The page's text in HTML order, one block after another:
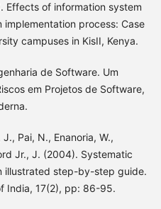
Effects of information system
process: Case
campuses in KisII, Kenya.
de Software. Um
em Projetos de Software,
Pai, N., Enanoria, W.,
Jr., J. (2004). Systematic
illustrated step-by-step guide.
India, 17(2), pp: 86-95.